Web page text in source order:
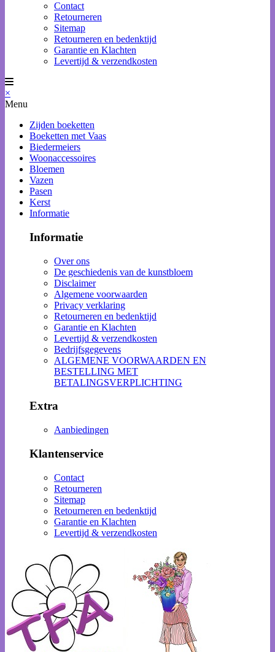
Contact
Retourneren
Sitemap
Retourneren en bedenktijd
Garantie en Klachten
Levertijd & verzendkosten
×
Menu
Zijden boeketten
Boeketten met Vaas
Biedermeiers
Woonaccessoires
Bloemen
Vazen
Pasen
Kerst
Informatie
Informatie
Over ons
De geschiedenis van de kunstbloem
Disclaimer
Algemene voorwaarden
Privacy verklaring
Retourneren en bedenktijd
Garantie en Klachten
Levertijd & verzendkosten
Bedrijfsgegevens
ALGEMENE VOORWAARDEN EN
BESTELLING MET
BETALINGSVERPLICHTING
Extra
Aanbiedingen
Klantenservice
Contact
Retourneren
Sitemap
Retourneren en bedenktijd
Garantie en Klachten
Levertijd & verzendkosten